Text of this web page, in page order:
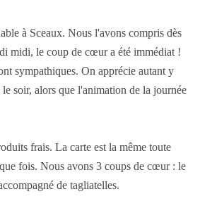
à Sceaux. Nous l'avons compris dès
midi, le coup de cœur a été immédiat !
sympathiques. On apprécie autant y
soir, alors que l'animation de la journée
frais. La carte est la même toute
fois. Nous avons 3 coups de cœur : le
de tagliatelles.